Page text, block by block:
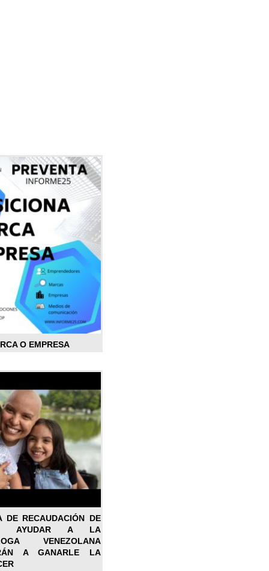
O EMPRESA
DE RECAUDACIÓN DE
AYUDAR A LA
VENEZOLANA
A GANARLE LA